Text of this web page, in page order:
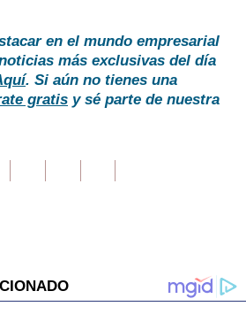
en el mundo empresarial
más exclusivas del día
. Si aún no tienes una
gratis y sé parte de nuestra